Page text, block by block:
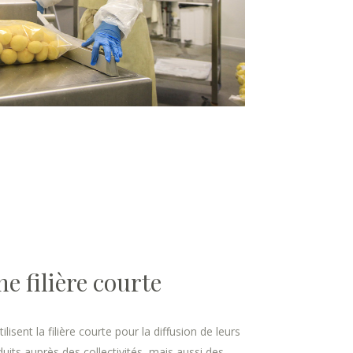
filière courte
la filière courte pour la diffusion de leurs